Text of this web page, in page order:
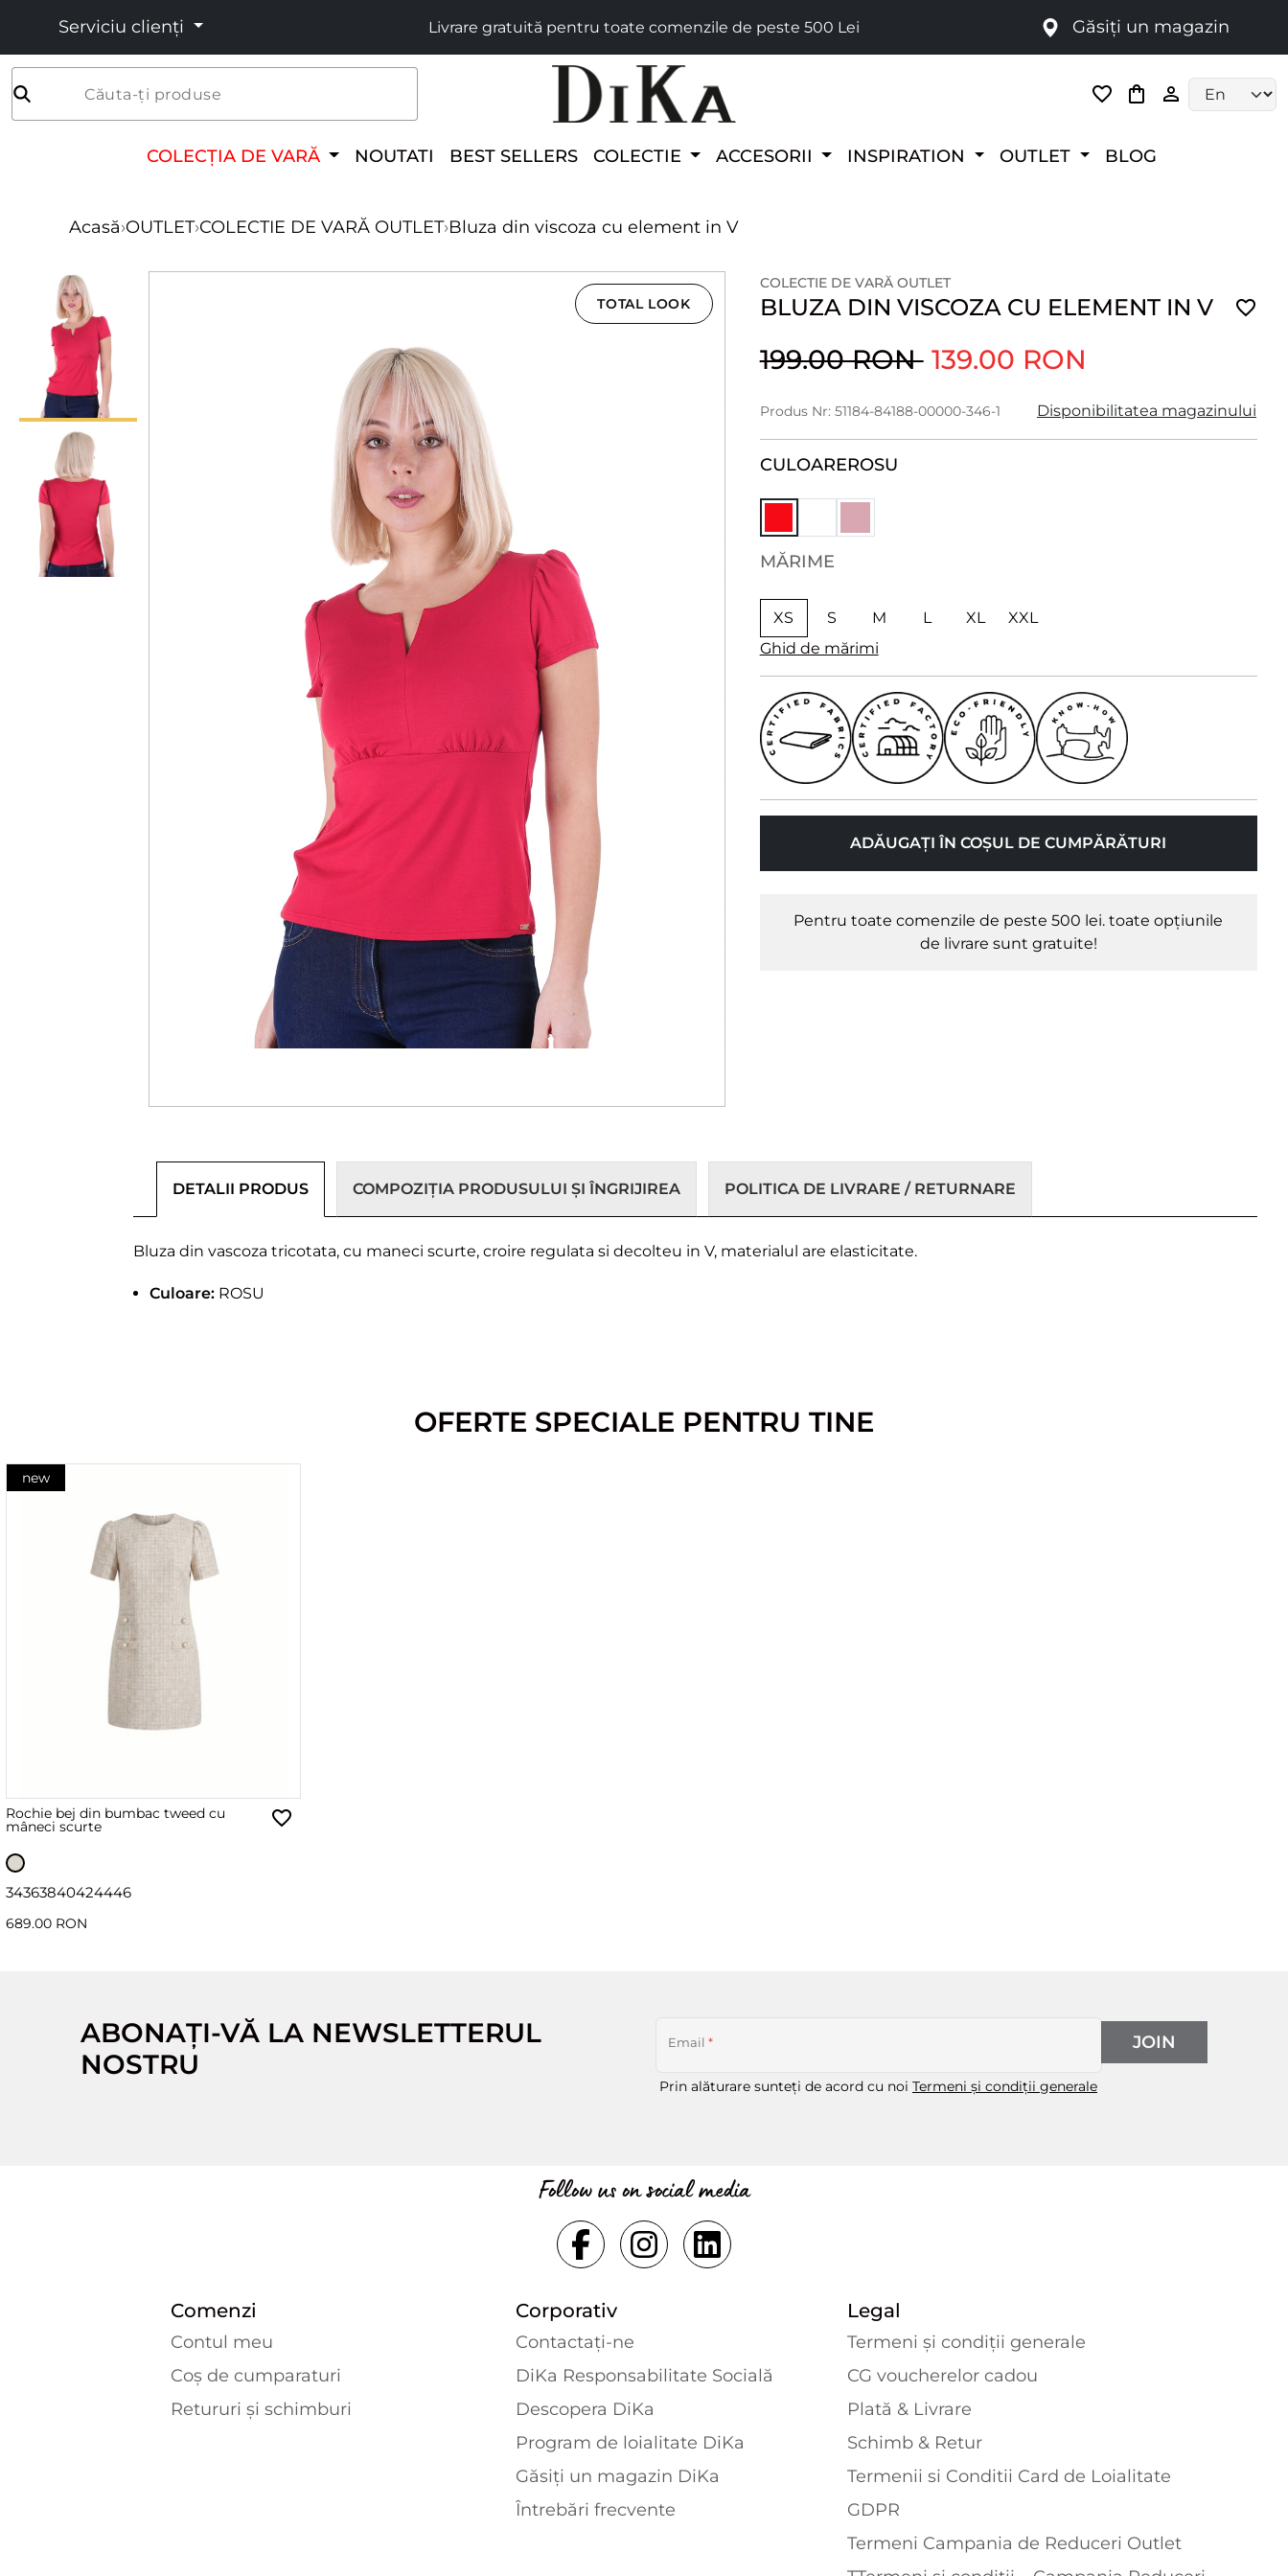
Serviciu clienți Livrare gratuită pentru toate comenzile de peste 500 Lei Găsiți un magazin
Căuta-ți produse
COLECȚIA DE VARĂ NOUTATI BEST SELLERS COLECTIE ACCESORII INSPIRATION OUTLET BLOG
Acasă›OUTLET›COLECTIE DE VARĂ OUTLET›Bluza din viscoza cu element in V
TOTAL LOOK
COLECTIE DE VARĂ OUTLET
BLUZA DIN VISCOZA CU ELEMENT IN V
199.00 RON 139.00 RON
Produs Nr: 51184-84188-00000-346-1 Disponibilitatea magazinului
CULOAREROSU
MĂRIME
XS S M L XL
XXL
Ghid de mărimi
ADĂUGAȚI ÎN COȘUL DE CUMPĂRĂTURI
Pentru toate comenzile de peste 500 lei. toate opțiunile
de livrare sunt gratuite!
DETALII PRODUS COMPOZIȚIA PRODUSULUI ȘI ÎNGRIJIREA POLITICA DE LIVRARE / RETURNARE
Bluza din vascoza tricotata, cu maneci scurte, croire regulata si decolteu in V, materialul are elasticitate.
Culoare: ROSU
OFERTE SPECIALE PENTRU TINE
new
Rochie bej din bumbac tweed cu
mâneci scurte
34363840424446
689.00 RON
ABONAȚI-VĂ LA NEWSLETTERUL
NOSTRU
Email *
Prin alăturare sunteți de acord cu noi Termeni și condiții generale
JOIN
Follow us on social media
Comenzi
Contul meu
Coș de cumparaturi
Retururi și schimburi
Corporativ
Contactaţi-ne
DiKa Responsabilitate Socială
Descopera DiKa
Program de loialitate DiKa
Găsiți un magazin DiKa
Întrebări frecvente
Legal
Termeni și condiții generale
CG voucherelor cadou
Plată & Livrare
Schimb & Retur
Termenii si Conditii Card de Loialitate
GDPR
Termeni Campania de Reduceri Outlet